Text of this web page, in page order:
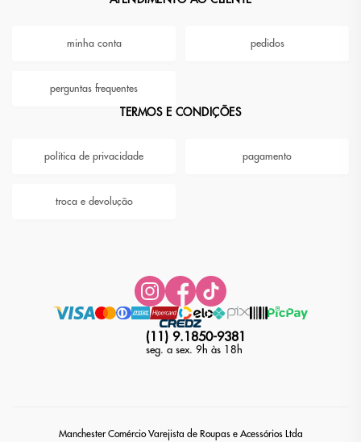
minha conta pedidos
perguntas frequentes
TERMOS E CONDIÇÕES
política de privacidade pagamento
troca e devolução
(11) 9.1850-9381
seg. a sex. 9h às 18h
Manchester Comércio Varejista de Roupas e Acessórios Ltda